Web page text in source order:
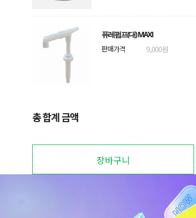
퓨레펌프(대) MAXI
판매가격
9,000원
총 합계 금액
장바구니